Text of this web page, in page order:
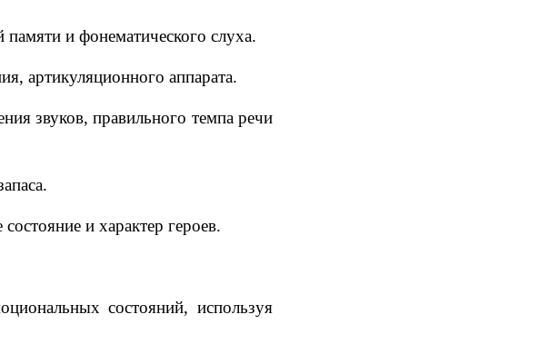
и фонематического слуха.
артикуляционного аппарата.
звуков, правильного темпа речи
и характер героев.
состояний, используя